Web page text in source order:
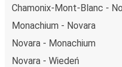
Novara jest węzłem
autobusowymi
zagraniczne.
Chamonix-Mont-Blanc -
Monachium - Novara
Novara - Monachium
Novara - Wiedeń